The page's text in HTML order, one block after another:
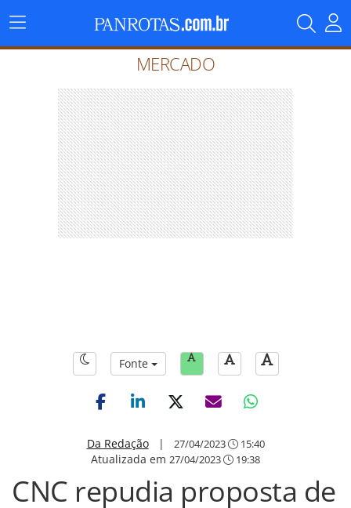
Menu
Principal
MERCADO
Fonte
Da Redação| 27/04/2023 15:40
Atualizada em 27/04/2023 19:38
CNC repudia proposta de